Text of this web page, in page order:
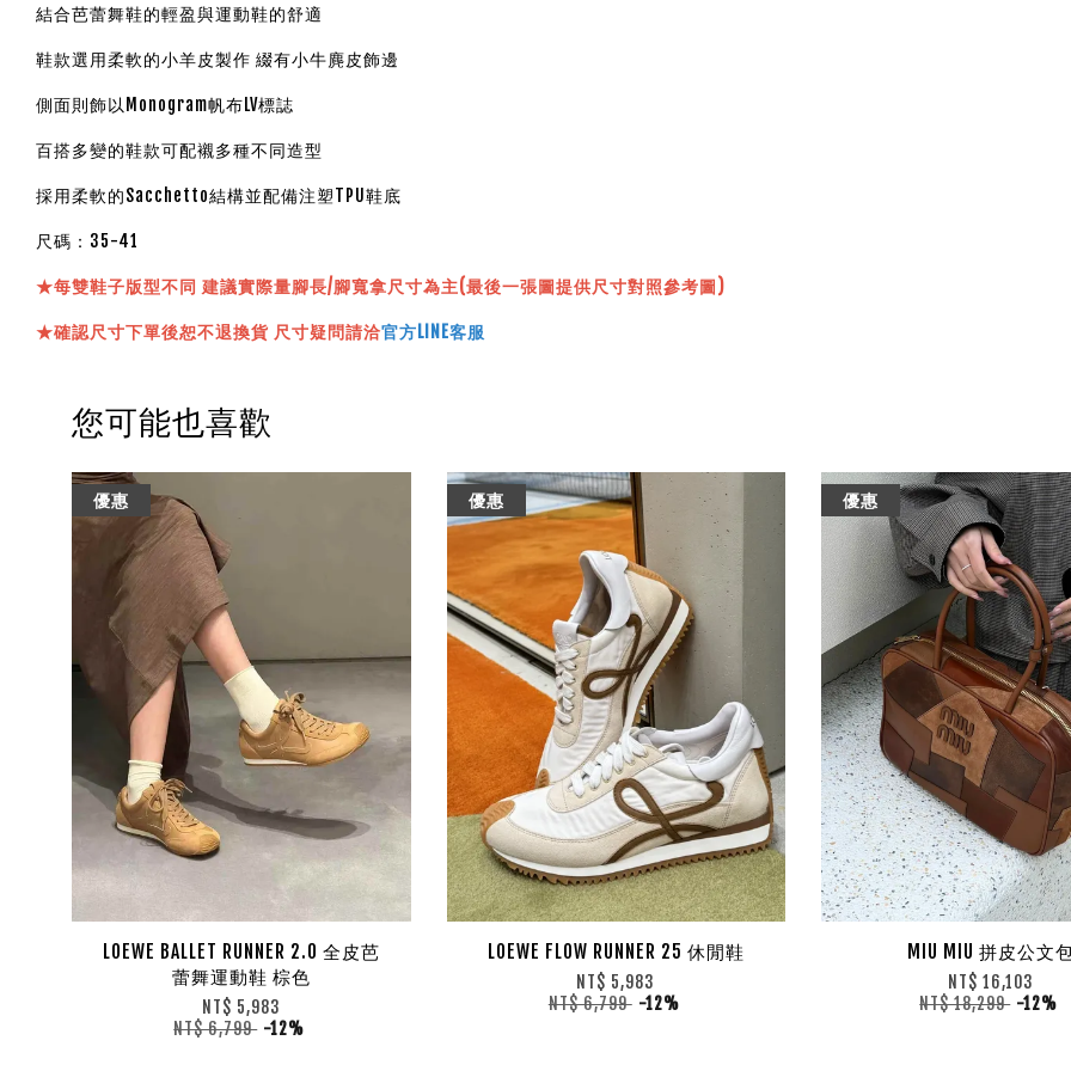
結合芭蕾舞鞋的輕盈與運動鞋的舒適
鞋款選用柔軟的小羊皮製作 綴有小牛麂皮飾邊
側面則飾以Monogram帆布LV標誌
百搭多變的鞋款可配襯多種不同造型
採用柔軟的Sacchetto結構並配備注塑TPU鞋底
尺碼：35-41
★每雙鞋子版型不同 建議實際量腳長/腳寬拿尺寸為主(最後一張圖提供尺寸對照參考圖)
★確認尺寸下單後恕不退換貨 尺寸疑問請洽官方LINE客服
您可能也喜歡
優惠
LOEWE BALLET RUNNER 2.0 全皮芭
蕾舞運動鞋 棕色
NT$ 5,983
NT$ 6,799 -12%
優惠
LOEWE FLOW RUNNER 25 休閒鞋
NT$ 5,983
NT$ 6,799 -12%
優惠
MIU MIU 拼皮公文
NT$ 16,103
NT$ 18,299 -12%